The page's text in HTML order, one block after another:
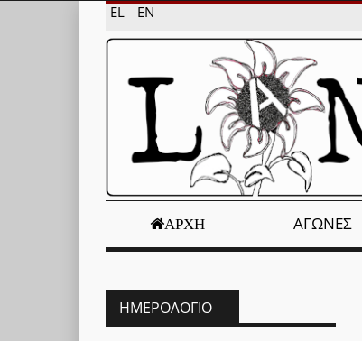
EL EN
ΑΡΧΉ ΑΓΏΝΕΣ
ΗΜΕΡΟΛΌΓΙΟ